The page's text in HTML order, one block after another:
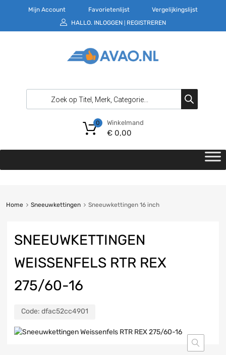
Mijn Account Favorietenlijst
Vergelijkingslijst
HALLO. INLOGGEN REGISTREREN
Winkelmand
€0,00
0
Home Sneeuwkettingen Sneeuwkettingen 16 inch
SNEEUWKETTINGEN
WEISSENFELS RTR REX
275/60-16
Code: dfac52cc4901